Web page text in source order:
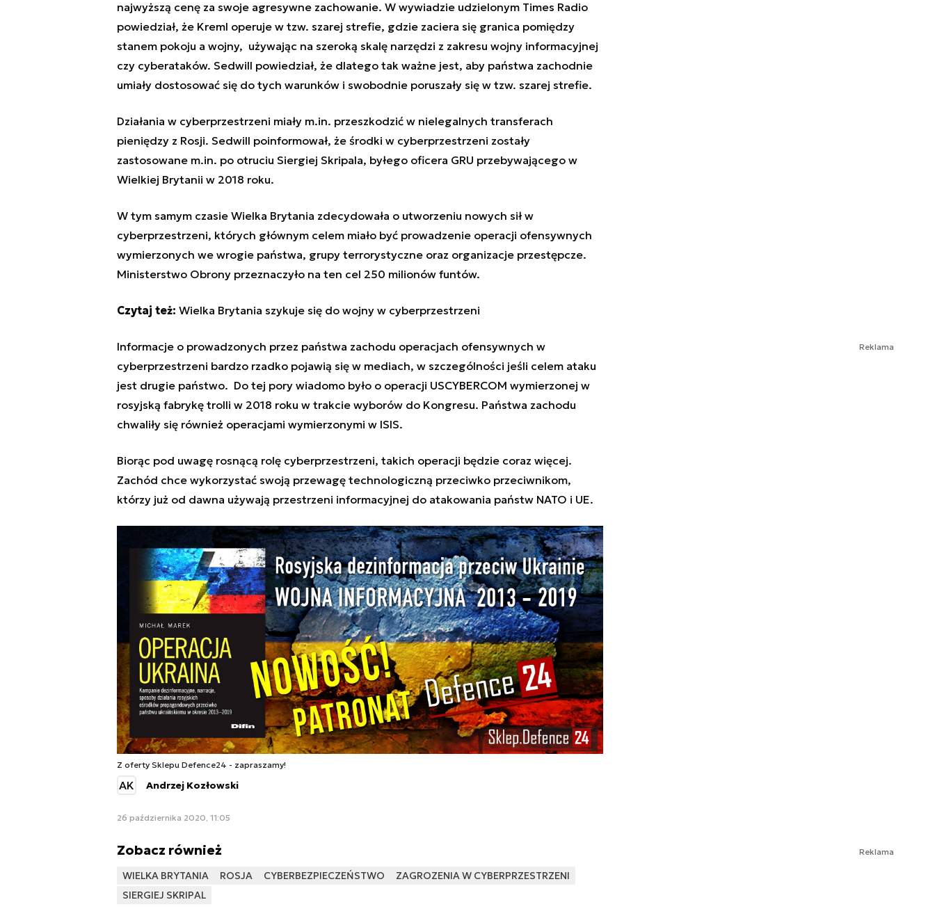
najwyższą cenę za swoje agresywne zachowanie. W wywiadzie udzielonym Times Radio
powiedział, że Kreml operuje w tzw. szarej strefie, gdzie zaciera się granica pomiędzy
stanem pokoju a wojny, używając na szeroką skalę narzędzi z zakresu wojny informacyjnej
czy cyberataków. Sedwill powiedział, że dlatego tak ważne jest, aby państwa zachodnie
umiały dostosować się do tych warunków i swobodnie poruszały się w tzw. szarej strefie.
Działania w cyberprzestrzeni miały m.in. przeszkodzić w nielegalnych transferach
pieniędzy z Rosji. Sedwill poinformował, że środki w cyberprzestrzeni zostały
zastosowane m.in. po otruciu Siergiej Skripala, byłego oficera GRU przebywającego w
Wielkiej Brytanii w 2018 roku.
W tym samym czasie Wielka Brytania zdecydowała o utworzeniu nowych sił w
cyberprzestrzeni, których głównym celem miało być prowadzenie operacji ofensywnych
wymierzonych we wrogie państwa, grupy terrorystyczne oraz organizacje przestępcze.
Ministerstwo Obrony przeznaczyło na ten cel 250 milionów funtów.
Czytaj też: Wielka Brytania szykuje się do wojny w cyberprzestrzeni
Informacje o prowadzonych przez państwa zachodu operacjach ofensywnych w
cyberprzestrzeni bardzo rzadko pojawią się w mediach, w szczególności jeśli celem ataku
jest drugie państwo. Do tej pory wiadomo było o operacji USCYBERCOM wymierzonej w
rosyjską fabrykę trolli w 2018 roku w trakcie wyborów do Kongresu. Państwa zachodu
chwaliły się również operacjami wymierzonymi w ISIS.
Biorąc pod uwagę rosnącą rolę cyberprzestrzeni, takich operacji będzie coraz więcej.
Zachód chce wykorzystać swoją przewagę technologiczną przeciwko przeciwnikom,
którzy już od dawna używają przestrzeni informacyjnej do atakowania państw NATO i UE.
Z oferty Sklepu Defence24 - zapraszamy!
AK Andrzej Kozłowski
26 października 2020, 11:05
Zobacz również
WIELKA BRYTANIA ROSJA CYBERBEZPIECZEŃSTWO
ZAGROZENIA W CYBERPRZESTRZENI
SIERGIEJ SKRIPAL
Reklama
Reklama